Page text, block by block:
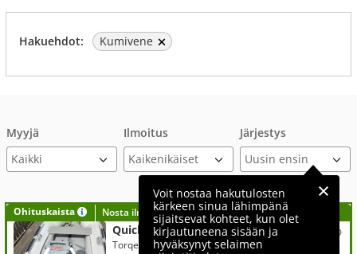
Hakuehdot: Kumivene
Myyjä Ilmoitus Järjestys
Voit nostaa hakutulosten
kärkeen sinua lähimpänä
sijaitsevat kohteet, kun olet
kirjautuneena sisään ja
hyväksynyt selaimen
Ohituskaista Nosta ilmoituksesi tähän?
Quicksilver Muu malli 240 Tendy
Torqeedo 2 Hp 2020